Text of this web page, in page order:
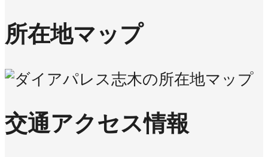
所在地マップ
交通アクセス情報